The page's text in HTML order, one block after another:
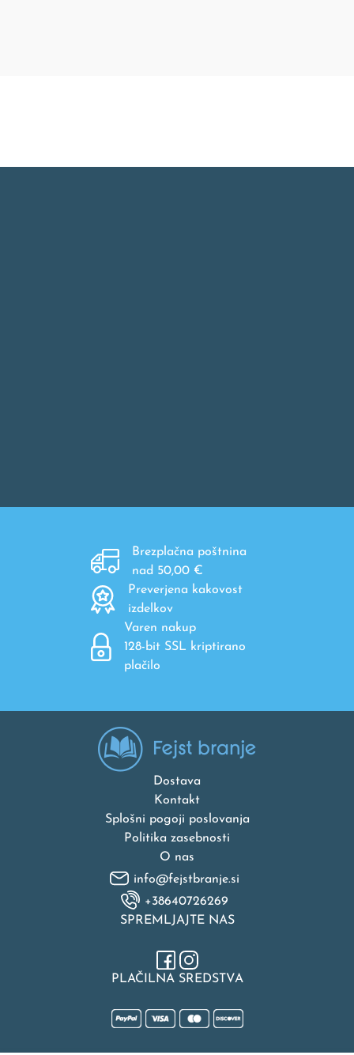
Brezplačna poštnina
nad 50,00 €
Preverjena kakovost
izdelkov
Varen nakup
128-bit SSL kriptirano
plačilo
Dostava
Kontakt
Splošni pogoji poslovanja
Politika zasebnosti
O nas
info@fejstbranje.si
+38640726269
SPREMLJAJTE NAS
PLAČILNA SREDSTVA